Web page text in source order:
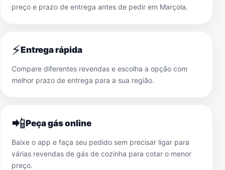
preço e prazo de entrega antes de pedir em Marçola.
⚡Entrega rápida
Compare diferentes revendas e escolha a opção com
melhor prazo de entrega para a sua região.
📲Peça gás online
Baixe o app e faça seu pedido sem precisar ligar para
várias revendas de gás de cozinha para cotar o menor
preço.